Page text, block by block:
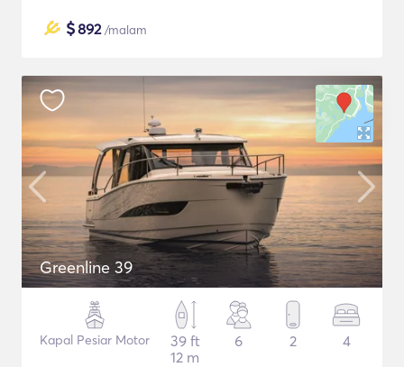
$892/malam
Greenline 39
Kapal Pesiar Motor
39 ft
12 m
6 2 4